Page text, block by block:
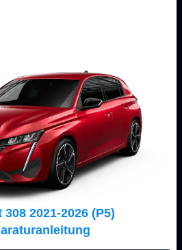
308 2021-2026 (P5)